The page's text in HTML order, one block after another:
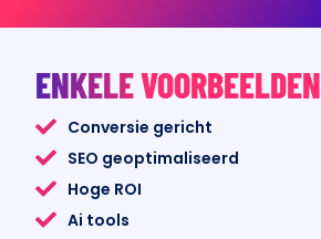
Winnende content strategie
ENKELE VOORBEELDEN
Conversie gericht
SEO geoptimaliseerd
Hoge ROI
Ai tools